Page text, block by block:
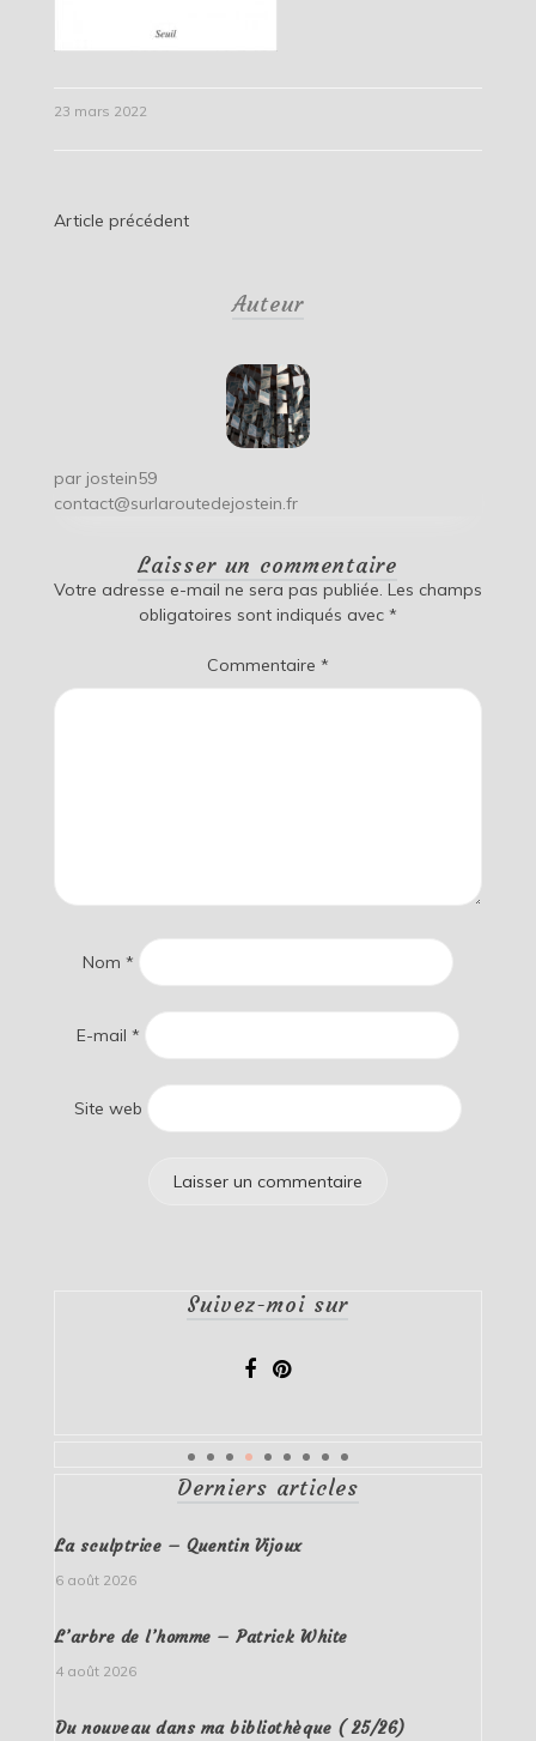
23 mars 2022
Navigation
Article précédent
Auteur
par jostein59
contact@surlaroutedejostein.fr
Laisser un commentaire
Votre adresse e-mail ne sera pas publiée. Les champs
obligatoires sont indiqués avec *
Commentaire *
Nom *
E-mail *
Site web
Suivez-moi sur
Derniers articles
La sculptrice – Quentin Vijoux
6 août 2026
L’arbre de l’homme – Patrick White
4 août 2026
Du nouveau dans ma bibliothèque ( 25/26)